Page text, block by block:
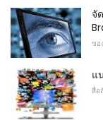
จั
ขอ
แ
สื่อ